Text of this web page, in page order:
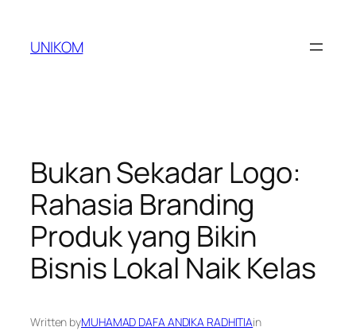
content
UNIKOM
Bukan Sekadar Logo:
Rahasia Branding
Produk yang Bikin
Bisnis Lokal Naik Kelas
Written byMUHAMAD DAFA ANDIKA RADHITIAin